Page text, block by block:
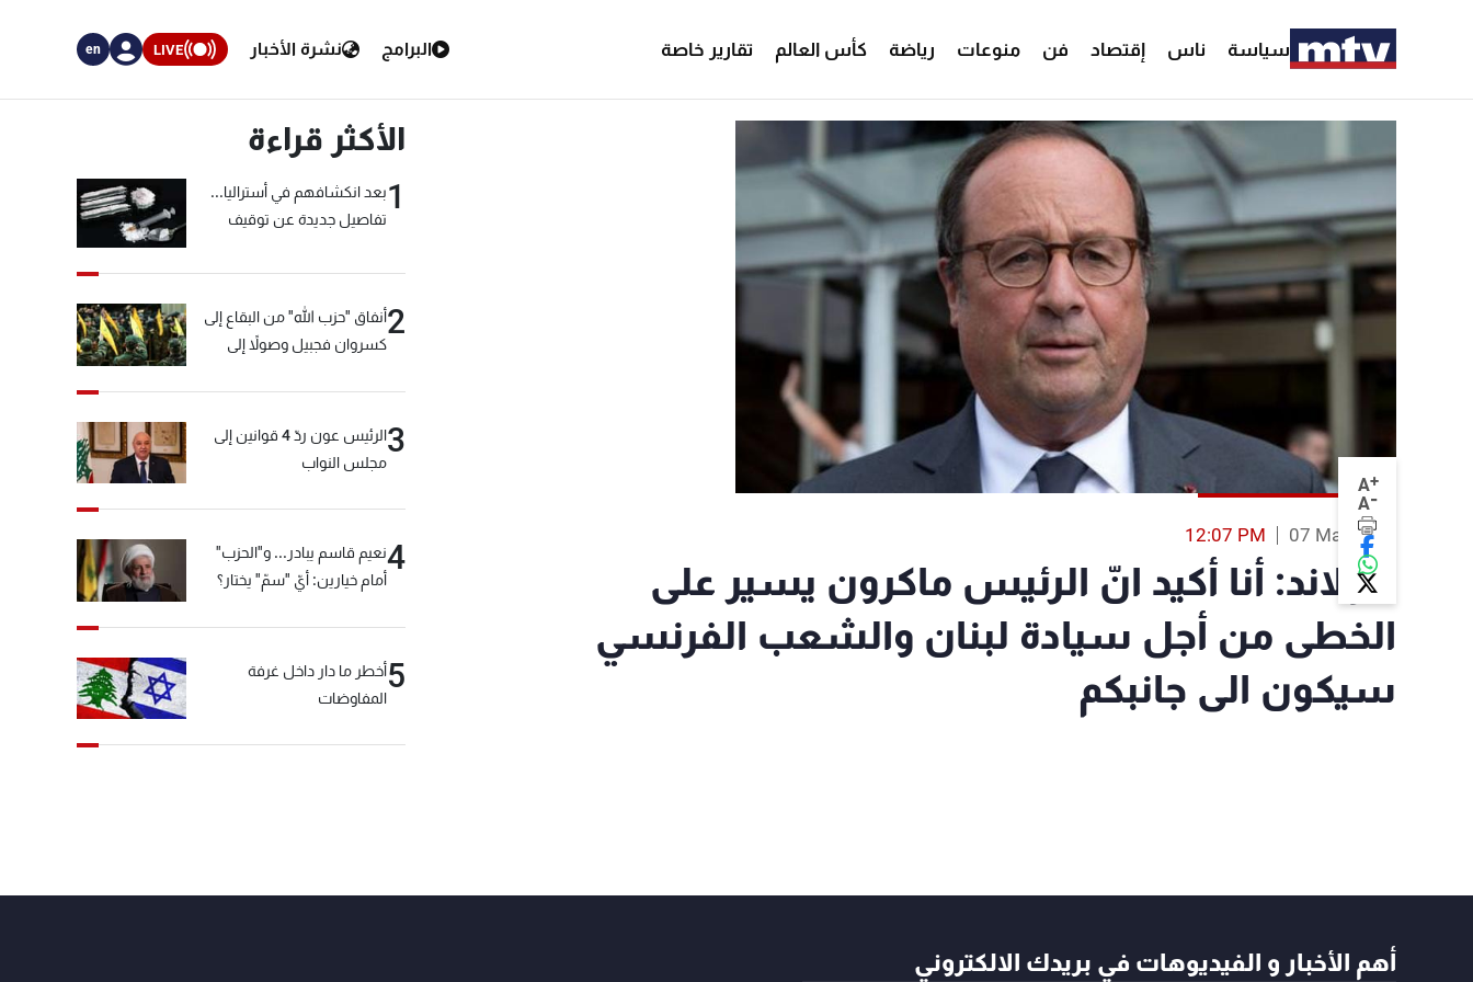
سياسة ناس إقتصاد فن منوعات رياضة كأس العالم تقارير خاصة البرامج نشرة الأخبار LIVE
en
A+
A-
07 Mar 2019
12:07 PM
هولاند: أنا أكيد انّ الرئيس ماكرون يسير على
الخطى من أجل سيادة لبنان والشعب الفرنسي
سيكون الى جانبكم
الأكثر قراءة
1بعد انكشافهم في أستراليا...
تفاصيل جديدة عن توقيف
2أنفاق "حزب الله" من البقاع إلى
كسروان فجبيل وصولاً إلى
3
الرئيس عون ردّ 4 قوانين إلى
مجلس النواب
4نعيم قاسم يبادر... و"الحزب"
أمام خيارين: أيّ "سمّ" يختار؟
5أخطر ما دار داخل غرفة
المفاوضات
أهم الأخبار و الفيديوهات في بريدك الالكتروني